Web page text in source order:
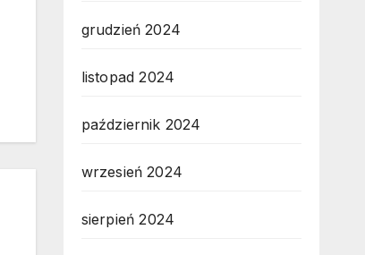
grudzień 2024
listopad 2024
październik 2024
wrzesień 2024
sierpień 2024